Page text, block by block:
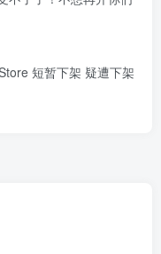
短暂下架 疑遭下架